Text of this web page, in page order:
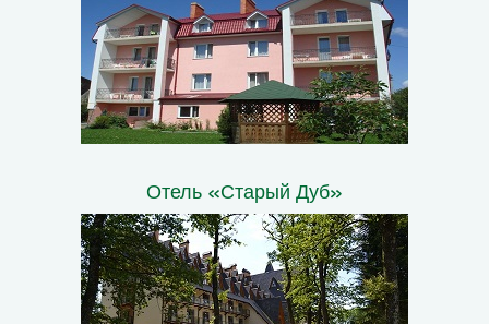
Отель «Старый Дуб»